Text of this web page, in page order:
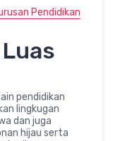
Pendidikan
pendidikan
lingkugan
dan juga
hijau serta